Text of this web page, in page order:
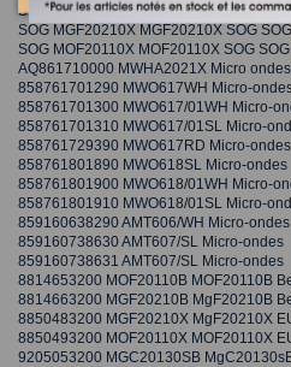
SOG MGF20210B MGF20210B SOG
SOG MGF20210X MGF20210X SOG
SOG MOF20110X MOF20110X SOG
AQ861710000 MWHA2021X Micro
858761701290 MWO617WH Micro-
858761701300 MWO617/01WH Micro-
858761701310 MWO617/01SL Micro-
858761729390 MWO617RD Micro-ondes
858761801890 MWO618SL Micro-ondes
858761801900 MWO618/01WH Micro-
858761801910 MWO618/01SL Micro-
859160638290 AMT606/WH Micro-ondes
859160738630 AMT607/SL Micro-ondes
859160738631 AMT607/SL Micro-ondes
8814653200 MOF20110B MOF20110B
8814663200 MGF20210B MgF20210B
8850483200 MGF20210X MgF20210X
8850493200 MOF20110X MOF20110X
9205053200 MGC20130SB